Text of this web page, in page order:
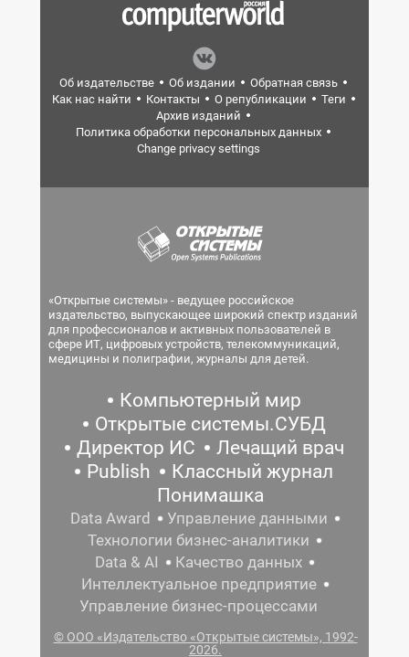
Об издательстве Об издании
Обратная связь
Как нас найти
Контакты О републикации
Теги
Архив изданий
Политика обработки персональных данных
Change privacy settings
«Открытые системы» - ведущее российское
издательство, выпускающее широкий спектр изданий
для профессионалов и активных пользователей в
сфере ИТ, цифровых устройств, телекоммуникаций,
медицины и полиграфии, журналы для детей.
Компьютерный мир
Открытые системы.СУБД
Директор ИС
Лечащий врач
Publish
Классный журнал
Понимашка
Data Award
Управление данными
Технологии бизнес-аналитики
Data & AI
Качество данных
Интеллектуальное предприятие
Управление бизнес-процессами
© ООО «Издательство «Открытые системы», 1992-
2026.